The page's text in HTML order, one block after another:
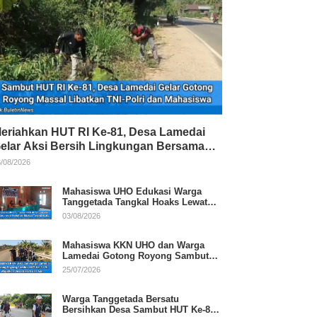
HUT RI Ke-81, Desa Lamedai
Aksi Bersih Lingkungan Bersama
Polri
08/2026
Mahasiswa UHO Edukasi Warga
Tanggetada Tangkal Hoaks Lewat
Program Literasi
03/08/2026
Mahasiswa KKN UHO dan Warga
Lamedai Gotong Royong Sambut
HUT Ke-81 RI
25/07/2026
Warga Tanggetada Bersatu
Bersihkan Desa Sambut HUT Ke-81